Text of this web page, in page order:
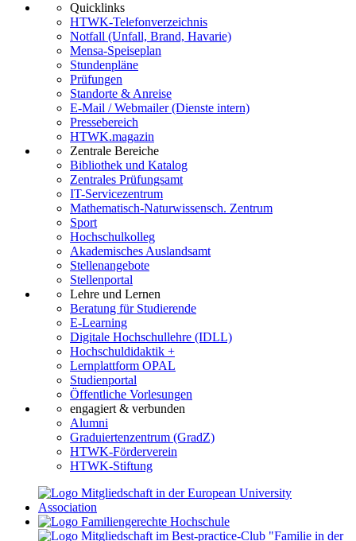
Quicklinks
HTWK-Telefonverzeichnis
Notfall (Unfall, Brand, Havarie)
Mensa-Speiseplan
Stundenpläne
Prüfungen
Standorte & Anreise
E-Mail / Webmailer (Dienste intern)
Pressebereich
HTWK.magazin
Zentrale Bereiche
Bibliothek und Katalog
Zentrales Prüfungsamt
IT-Servicezentrum
Mathematisch-Naturwissensch. Zentrum
Sport
Hochschulkolleg
Akademisches Auslandsamt
Stellenangebote
Stellenportal
Lehre und Lernen
Beratung für Studierende
E-Learning
Digitale Hochschullehre (IDLL)
Hochschuldidaktik +
Lernplattform OPAL
Studienportal
Öffentliche Vorlesungen
engagiert & verbunden
Alumni
Graduiertenzentrum (GradZ)
HTWK-Förderverein
HTWK-Stiftung